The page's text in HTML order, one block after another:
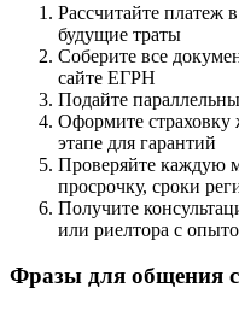
Рассчитайте платеж
будущие траты
Соберите все
сайте ЕГРН
Подайте
Оформите
этапе для гарантий
Проверяйте каждую
просрочку, сроки
Получите
или риелтора с
Фразы для общения